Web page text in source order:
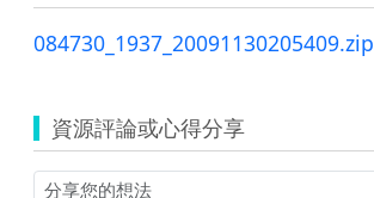
084730_1937_20091130205409.zip
資源評論或心得分享